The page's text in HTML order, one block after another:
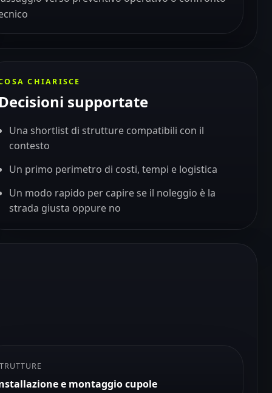
CHIARISCE
supportate
Una shortlist di strutture compatibili con il
contesto
Un primo perimetro di costi, tempi e logistica
Un modo rapido per capire se il noleggio è la
strada giusta oppure no
e montaggio cupole